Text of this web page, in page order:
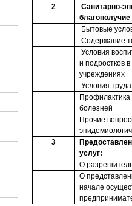
2
Санитарно-
Бытовые
Содержание
Условия
и подростков
учреждениях
Условия труда
болезней
Прочие
3
услуг:
О
О
начале